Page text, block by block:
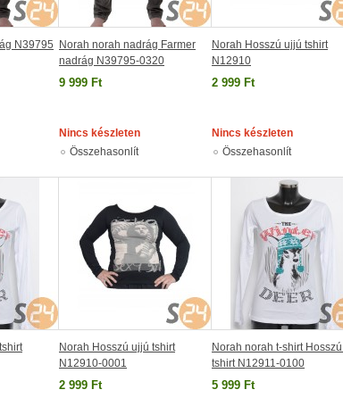
N39795
Norah norah nadrág Farmer
nadrág N39795-0320
9 999 Ft
Nincs készleten
Összehasonlít
Norah Hosszú ujjú tshirt
N12910
2 999 Ft
Nincs készleten
Összehasonlít
Norah Hosszú ujjú tshirt
N12910-0001
2 999 Ft
Norah norah t-shirt
tshirt N12911-0100
5 999 Ft